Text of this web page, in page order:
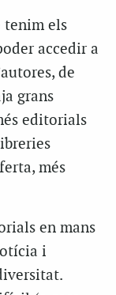
tenim els
accedir a
de
grans
editorials
més
en mans
i